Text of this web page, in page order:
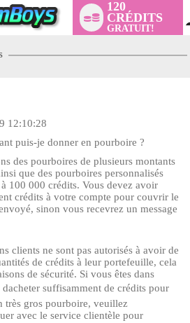
120
CRÉDITS
GRATUIT!
12:10:28
puis-je donner en pourboire ?
des pourboires de plusieurs montants
que des pourboires personnalisés
100 000 crédits. Vous devez avoir
crédits à votre compte pour couvrir le
sinon vous recevrez un message
clients ne sont pas autorisés à avoir de
de crédits à leur portefeuille, cela
de sécurité. Si vous êtes dans
dacheter suffisamment de crédits pour
très gros pourboire, veuillez
avec le service clientèle pour
TIME OFFER!